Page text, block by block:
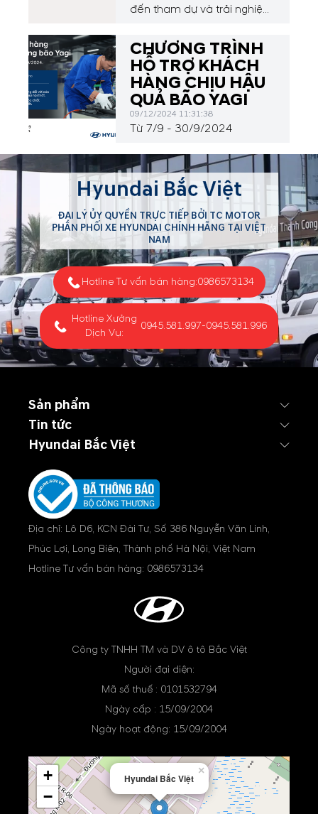
đến tham dự và trải nghiệm
TUCSON
CHƯƠNG TRÌNH
HỖ TRỢ KHÁCH
HÀNG CHỊU HẬU
QUẢ BÃO YAGI
09/12/2024 11:31:38
Từ 7/9 - 30/9/2024
Hyundai Bắc Việt
ĐẠI LÝ ỦY QUYỀN TRỰC TIẾP BỞI TC MOTOR
PHÂN PHỐI XE HYUNDAI CHÍNH HÃNG TẠI VIỆT
NAM
Hotline Tư vấn bán hàng:0986573134
Hotline Xưởng
Dịch Vụ:
0945.581.997-0945.581.996
Sản phẩm
Tin tức
Hyundai Bắc Việt
Địa chỉ: Lô D6, KCN Đài Tư, Số 386 Nguyễn Văn Linh,
Phúc Lợi, Long Biên, Thành phố Hà Nội, Việt Nam
Hotline Tư vấn bán hàng: 0986573134
Công ty TNHH TM và DV ô tô Bắc Việt
Người đại diện:
Mã số thuế : 0101532794
Ngày cấp : 15/09/2004
Ngày hoạt động: 15/09/2004
Hyundai Bắc Việt
×
+
−